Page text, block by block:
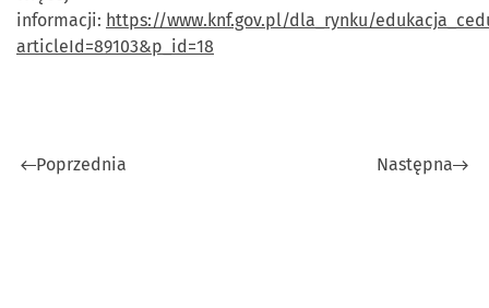
informacji: https://www.knf.gov.pl/dla_rynku/
articleId=89103&p_id=18
Poprzednia Następna